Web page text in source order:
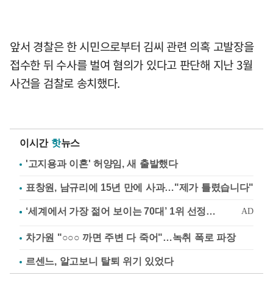
앞서 경찰은 한 시민으로부터 김씨 관련 의혹 고발장을
접수한 뒤 수사를 벌여 혐의가 있다고 판단해 지난 3월
사건을 검찰로 송치했다.
이시간 핫뉴스
'고지용과 이혼' 허양임, 새 출발했다
표창원, 남규리에 15년 만에 사과…"제가 틀렸습니다"
차가원 "○○○ 까면 주변 다 죽어"…녹취 폭로 파장
르센느, 알고보니 탈퇴 위기 있었다